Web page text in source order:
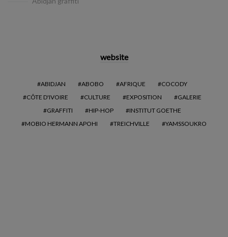
website
ABIDJAN ABOBO AFRIQUE
COCODY
CÔTE D'IVOIRE
CULTURE EXPOSITION
GALERIE
GRAFFITI
HIP-HOP
INSTITUT GOETHE
MOBIO HERMANN APOHI
TREICHVILLE YAMSSOUKRO